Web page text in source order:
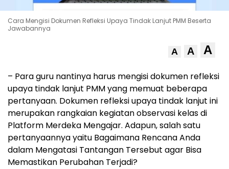
Cara Mengisi Dokumen Refleksi Upaya Tindak Lanjut PMM Beserta
Jawabannya
A A A
– Para guru nantinya harus mengisi dokumen refleksi
upaya tindak lanjut PMM yang memuat beberapa
pertanyaan. Dokumen refleksi upaya tindak lanjut ini
merupakan rangkaian kegiatan observasi kelas di
Platform Merdeka Mengajar. Adapun, salah satu
pertanyaannya yaitu Bagaimana Rencana Anda
dalam Mengatasi Tantangan Tersebut agar Bisa
Memastikan Perubahan Terjadi?